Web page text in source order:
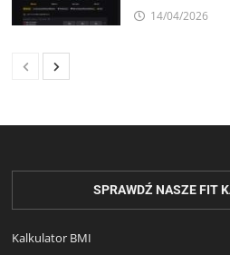
14/04/2026
SPRAWDŹ NASZE FIT
Kalkulator BMI